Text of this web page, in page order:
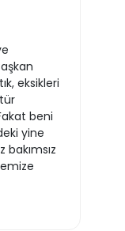
eksikleri
beni
yine